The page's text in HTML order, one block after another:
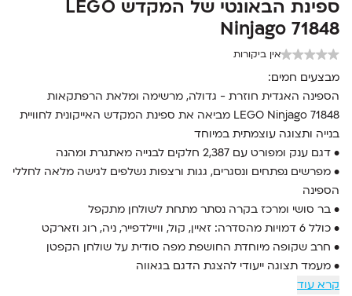
ספינת הבאונטי של המקדש LEGO
Ninjago 71848
אין ביקורות
מבצעים חמים:
הספינה האגדית חוזרת - גדולה, מרשימה ומלאת הרפתקאות
LEGO Ninjago 71848 מביאה את ספינת המקדש האייקונית לחוויית
בנייה ותצוגה עוצמתית במיוחד
• דגם ענק ומפורט עם 2,387 חלקים לבנייה מאתגרת ומהנה
• מפרשים נפתחים ונסגרים, גגות ורצפות נשלפים לגישה מלאה לחללי
הספינה
• בר סושי ומרכז בקרה נסתר מתחת לשולחן מתקפל
• כולל 6 דמויות מהסדרה: זאיין, קול, וויילדפייר, ניה, רוג וזארקט
• חרב שקופה מיוחדת החושפת מפה סודית על שולחן הקפטן
• מעמד תצוגה ייעודי להצגת הדגם בגאווה
קרא עוד